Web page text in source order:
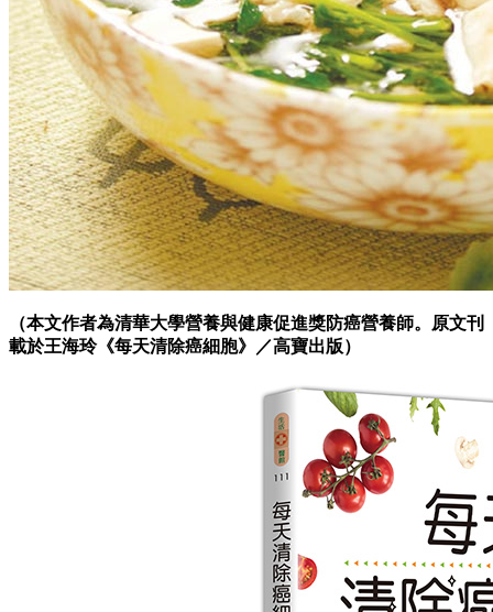
（本文作者為清華大學營養與健康促進獎防癌營養師。原文刊
載於王海玲《每天清除癌細胞》／高寶出版）